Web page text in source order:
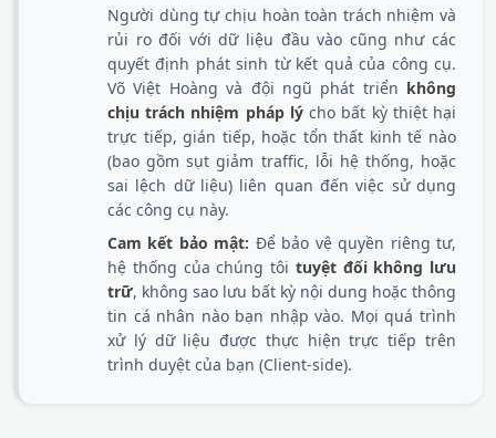
Người dùng tự chịu hoàn toàn trách nhiệm và
rủi ro đối với dữ liệu đầu vào cũng như các
quyết định phát sinh từ kết quả của công cụ.
Võ Việt Hoàng và đội ngũ phát triển không
chịu trách nhiệm pháp lýcho bất kỳ thiệt hại
trực tiếp, gián tiếp, hoặc tổn thất kinh tế nào
(bao gồm sụt giảm traffic, lỗi hệ thống, hoặc
sai lệch dữ liệu) liên quan đến việc sử dụng
các công cụ này.
Cam kết bảo mật: Để bảo vệ quyền riêng tư,
hệ thống của chúng tôi tuyệt đối không lưu
trữ, không sao lưu bất kỳ nội dung hoặc thông
tin cá nhân nào bạn nhập vào. Mọi quá trình
xử lý dữ liệu được thực hiện trực tiếp trên
trình duyệt của bạn (Client-side).